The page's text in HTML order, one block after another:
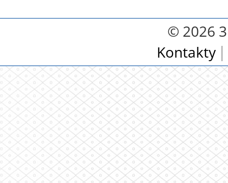
© 2026
Kontakty